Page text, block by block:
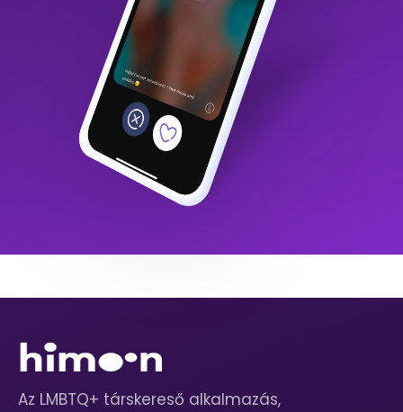
Az LMBTQ+ társkereső alkalmazás,